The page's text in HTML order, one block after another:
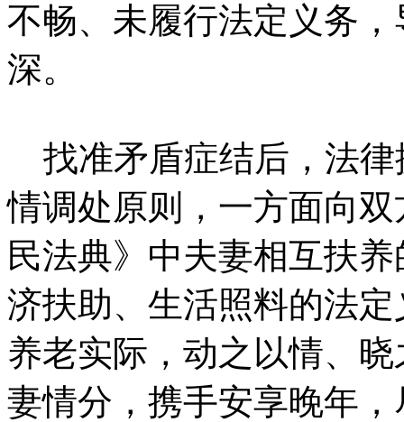
不畅、未履行法定义务
深。
找准矛盾症结后，法律
情调处原则，一方面向
民法典》中夫妻相互扶
济扶助、生活照料的法
养老实际，动之以情、
妻情分，携手安享晚年